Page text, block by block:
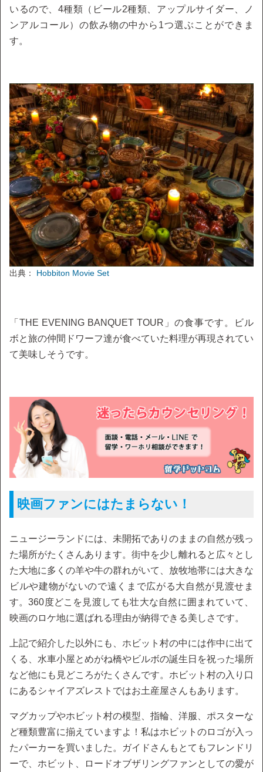
いるので、4種類（ビール2種類、アップルサイダー、ノ
ンアルコール）の飲み物の中から1つ選ぶことができま
す。
出典： Hobbiton Movie Set
「THE EVENING BANQUET TOUR」の食事です。ビル
ボと旅の仲間ドワーフ達が食べていた料理が再現されてい
て美味しそうです。
映画ファンにはたまらない！
ニュージーランドには、未開拓でありのままの自然が残っ
た場所がたくさんあります。街中を少し離れると広々とし
た大地に多くの羊や牛の群れがいて、放牧地帯には大きな
ビルや建物がないので遠くまで広がる大自然が見渡せま
す。360度どこを見渡しても壮大な自然に囲まれていて、
映画のロケ地に選ばれる理由が納得できる美しさです。
上記で紹介した以外にも、ホビット村の中には作中に出て
くる、水車小屋とめがね橋やビルボの誕生日を祝った場所
など他にも見どころがたくさんです。ホビット村の入り口
にあるシャイアズレストではお土産屋さんもあります。
マグカップやホビット村の模型、指輪、洋服、ポスターな
ど種類豊富に揃えていますよ！私はホビットのロゴが入っ
たパーカーを買いました。ガイドさんもとてもフレンドリ
ーで、ホビット、ロードオブザリングファンとしての愛が